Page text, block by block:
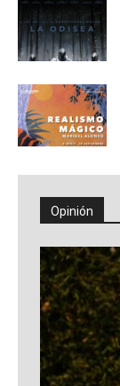
Opinión